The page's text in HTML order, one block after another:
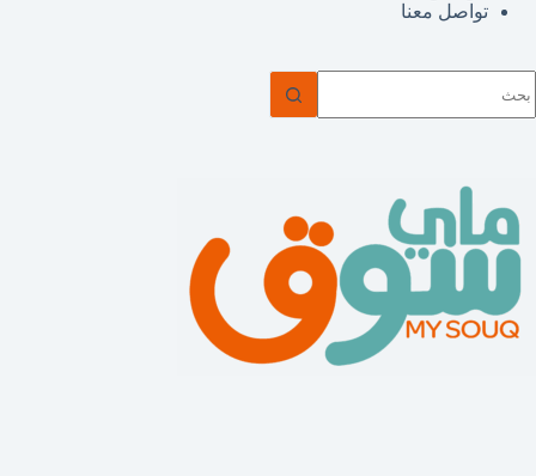
تواصل معنا
توجد